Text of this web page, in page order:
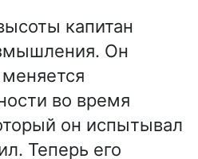
капитан
Он
во время
он испытывал
Теперь его